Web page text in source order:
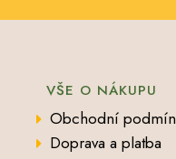
VŠE O NÁKUPU
Obchodní
Doprava a platba